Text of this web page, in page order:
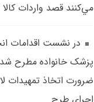
مي‌کنند قصد واردات کالا
در نشست اقدامات
پزشک خانواده مطرح
ضرورت اتخاذ تمهيدات